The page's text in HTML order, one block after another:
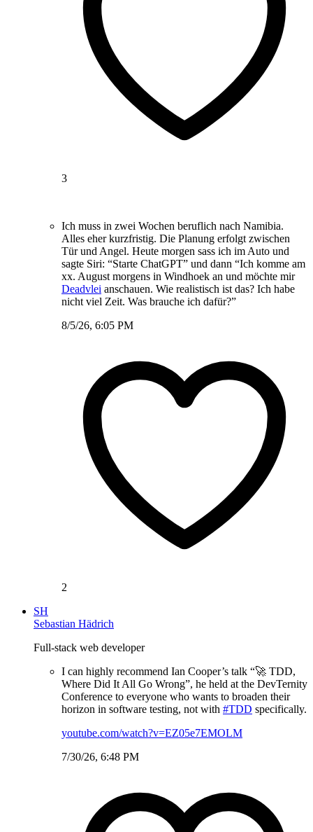
3
Ich muss in zwei Wochen beruflich nach Namibia.
Alles eher kurzfristig. Die Planung erfolgt zwischen
Tür und Angel. Heute morgen sass ich im Auto und
sagte Siri: “Starte ChatGPT” und dann “Ich komme am
xx. August morgens in Windhoek an und möchte mir
Deadvlei anschauen. Wie realistisch ist das? Ich habe
nicht viel Zeit. Was brauche ich dafür?”
8/5/26, 6:05 PM
2
SH
Sebastian Hädrich
Full-stack web developer
I can highly recommend Ian Cooper’s talk “🚀 TDD,
Where Did It All Go Wrong”, he held at the DevTernity
Conference to everyone who wants to broaden their
horizon in software testing, not with #TDD specifically.
youtube.com/watch?v=EZ05e7EMOLM
7/30/26, 6:48 PM